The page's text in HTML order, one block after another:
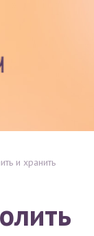
и хранить